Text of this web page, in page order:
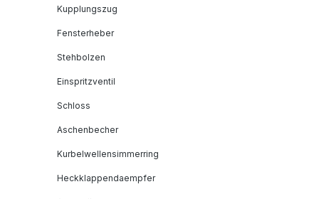
Kupplungszug
Fensterheber
Stehbolzen
Einspritzventil
Schloss
Aschenbecher
Kurbelwellensimmerring
Heckklappendaempfer